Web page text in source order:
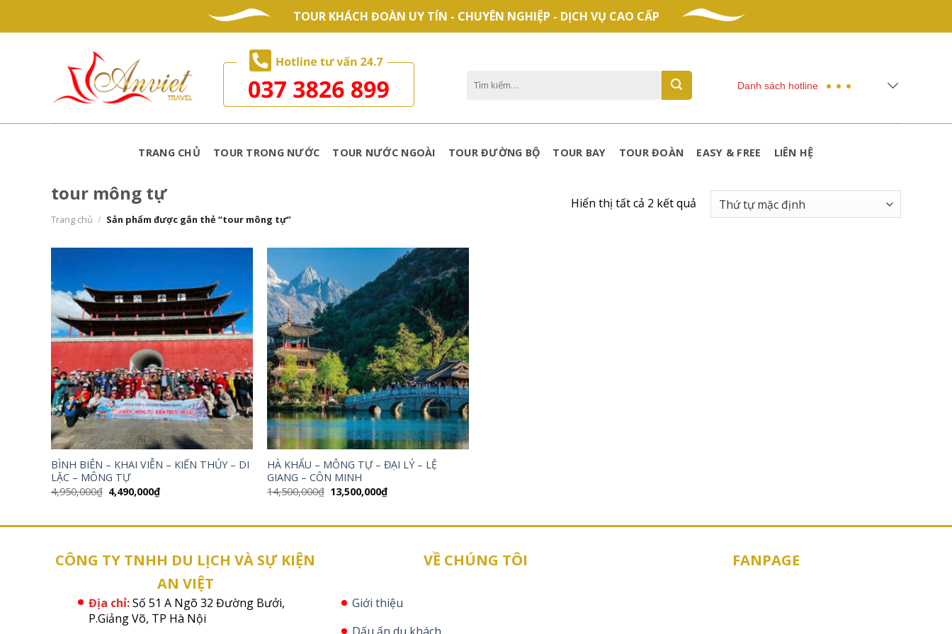
TOUR KHÁCH ĐOÀN UY TÍN - CHUYÊN NGHIỆP - DỊCH VỤ CAO CẤP
kiếm:
Danh sách hotline
TRANG CHỦ TOUR TRONG NƯỚC TOUR NƯỚC NGOÀI TOUR ĐƯỜNG BỘ TOUR BAY TOUR ĐOÀN EASY & FREE LIÊN HỆ
tour mông tự
Trang chủ / Sản phẩm được gắn thẻ “tour mông tự”
Hiển thị tất cả 2 kết quả
BÌNH BIÊN – KHAI VIỄN – KIẾN THỦY – DI
LẶC – MÔNG TỰ
4,950,000₫ Giá
gốc
4,490,000₫Giá
4,490,000₫.
HÀ KHẨU – MÔNG TỰ – ĐẠI LÝ – LỆ
GIANG – CÔN MINH
14,500,000₫ Giá
gốc
13,500,000₫Giá
13,500,000₫.
CÔNG TY TNHH DU LỊCH VÀ SỰ KIỆN
AN VIỆT
Địa chỉ:Số 51 A Ngõ 32 Đường Bưởi,
P.Giảng Võ, TP Hà Nội
VỀ CHÚNG TÔI
Giới thiệu
Dấu ấn du khách
FANPAGE